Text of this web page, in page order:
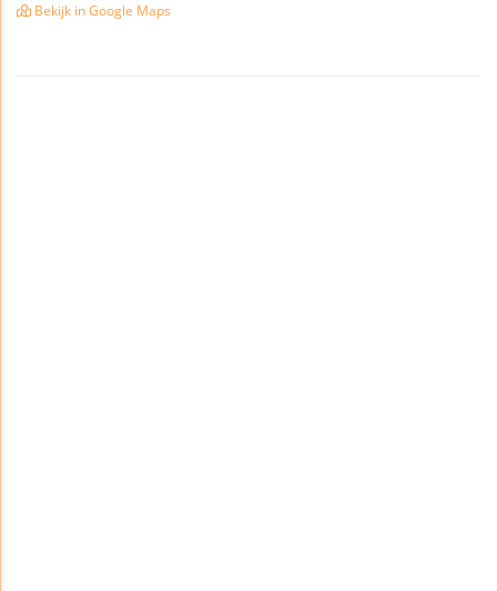
Bekijk in Google Maps